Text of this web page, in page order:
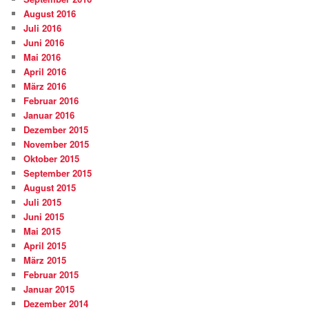
August 2016
Juli 2016
Juni 2016
Mai 2016
April 2016
März 2016
Februar 2016
Januar 2016
Dezember 2015
November 2015
Oktober 2015
September 2015
August 2015
Juli 2015
Juni 2015
Mai 2015
April 2015
März 2015
Februar 2015
Januar 2015
Dezember 2014